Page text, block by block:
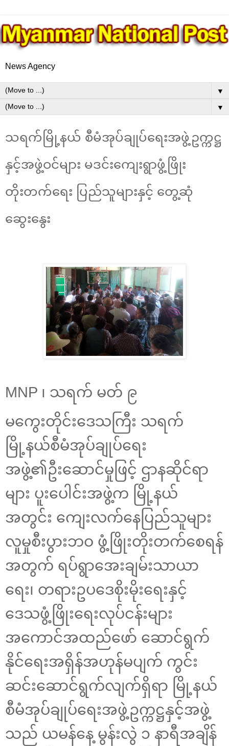
News Agency
▼
▼
သရက်မြို့နယ် စီမံအုပ်ချုပ်ရေးအဖွဲ့ဥက္ကဋ္ဌ
နှင့်အဖွဲ့ဝင်များ မဒင်းကျေးရွာဖွံ့ဖြိုး
တိုးတက်ရေး ပြည်သူများနှင့် တွေ့ဆုံ
ဆွေးနွေး
MNP ၊ သရက် မတ် ၉
မကွေးတိုင်းဒေသကြီး သရက်
မြို့နယ်စီမံအုပ်ချုပ်ရေး
အဖွဲ့၏ဦးဆောင်မှုဖြင့် ဌာနဆိုင်ရာ
များ ပူးပေါင်းအဖွဲ့က မြို့နယ်
အတွင်း ကျေးလက်နေပြည်သူများ
လူမှုစီးပွားဘဝ ဖွံ့ဖြိုးတိုးတက်စေရန်
အတွက် ရပ်ရွာအေးချမ်းသာယာ
ရေး၊ တရားဥပဒေစိုးမိုးရေးနှင့်
ဒေသဖွံ့ဖြိုးရေးလုပ်ငန်းများ
အကောင်အထည်ဖော် ဆောင်ရွက်
နိုင်ရေးအရှိန်အဟုန်မပျက် ကွင်း
ဆင်းဆောင်ရွက်လျက်ရှိရာ မြို့နယ်
စီမံအုပ်ချုပ်ရေးအဖွဲ့ဥက္ကဋ္ဌနှင့်အဖွဲ့
သည် ယမန်နေ့ မွန်းလွဲ ၁ နာရီအချိန်